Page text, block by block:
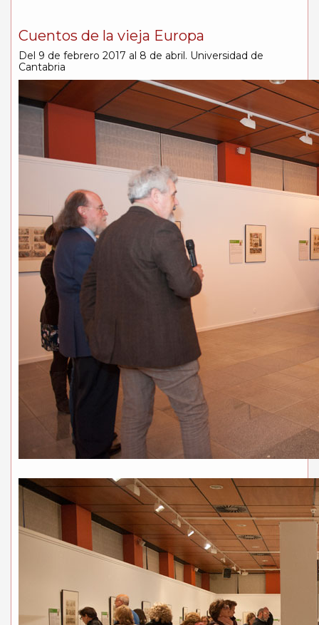
Cuentos de la vieja Europa
Del 9 de febrero 2017 al 8 de abril. Universidad de
Cantabria